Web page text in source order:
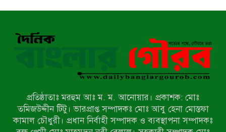
চৌধুরী
নওগাঁয় সন্ত্রাসী হামলায় বিএনপি নেতা
গুরুতর জখম
টেকনাফের পাহাড়ে র‍্যাবের অভিযান:
অপহৃত ৩ রোহিঙ্গা উদ্ধার, গ্রেপ্তার ১
প্রতিষ্ঠাতাঃ মরহুম আঃ ম. ম. আনোয়ার। প্রকাশক: মোঃ
তমিজউদ্দীন টিটু। ভারপ্রাপ্ত সম্পাদকঃ মোঃ আবু হেনা মোস্তফা
কামাল চৌধুরী। প্রধান নির্বাহী সম্পাদক ও ব্যবস্থাপনা সম্পাদকঃ